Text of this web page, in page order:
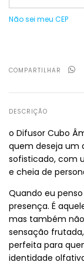
Não sei meu CEP
COMPARTILHAR
DESCRIÇÃO
o Difusor Cubo
quem deseja um
sofisticado, com
e cheia de
Quando eu
presença. É
mas também
sensação
perfeita para
identidade